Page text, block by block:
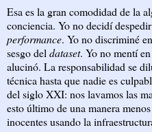
Esa es la gran comodidad de la
conciencia. Yo no decidí
performance. Yo no discriminé
sesgo del dataset. Yo no mentí
alucinó. La responsabilidad se
técnica hasta que nadie es
del siglo XXI: nos lavamos las
esto último de una manera
inocentes usando la